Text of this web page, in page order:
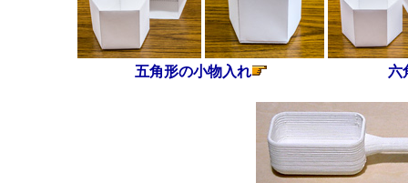
五角形の小物入れ 六